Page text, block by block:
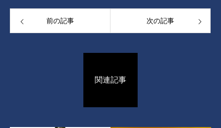
前の記事 次の記事
関連記事